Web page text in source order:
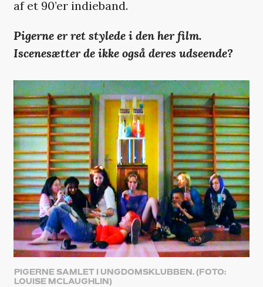
af et 90’er indieband.
Pigerne er ret stylede i den her film.
Iscenesætter de ikke også deres udseende?
PIGERNE SAMLET I UNGDOMSKLUBBEN. (FOTO:
LOUISE MCLAUGHLIN)